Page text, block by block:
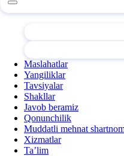
Maslahatlar
Yangiliklar
Tavsiyalar
Shakllar
Javob beramiz
Qonunchilik
Muddatli mehnat
Xizmatlar
Ta’lim